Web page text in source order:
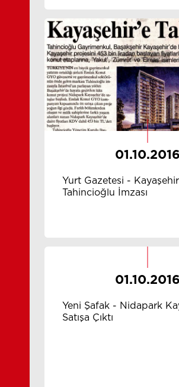
01.10.2016
Yurt Gazetesi -
Tahincioğlu İmzası
01.10.2016
Yeni Şafak - Nidapark
Satışa Çıktı